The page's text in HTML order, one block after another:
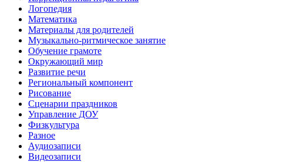
Логопедия
Математика
Материалы для родителей
Музыкально-ритмическое занятие
Обучение грамоте
Окружающий мир
Развитие речи
Региональный компонент
Рисование
Сценарии праздников
Управление ДОУ
Физкультура
Разное
Аудиозаписи
Видеозаписи